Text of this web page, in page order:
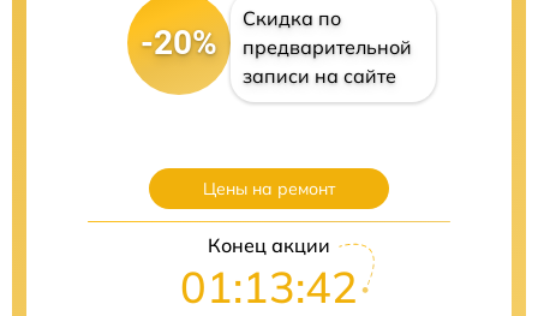
-20%
Скидка по
предварительной
записи на сайте
Цены на ремонт
Конец акции
01:13:40